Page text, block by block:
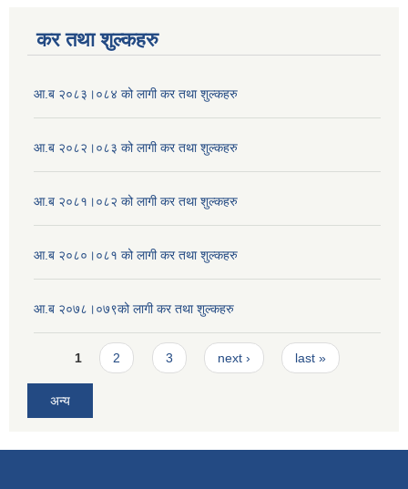
कर तथा शुल्कहरु
आ.ब २०८३।०८४ को लागी कर तथा शुल्कहरु
आ.ब २०८२।०८३ को लागी कर तथा शुल्कहरु
आ.ब २०८१।०८२ को लागी कर तथा शुल्कहरु
आ.ब २०८०।०८१ को लागी कर तथा शुल्कहरु
आ.ब २०७८।०७९को लागी कर तथा शुल्कहरु
Pages
1 2 3 next › last »
अन्य